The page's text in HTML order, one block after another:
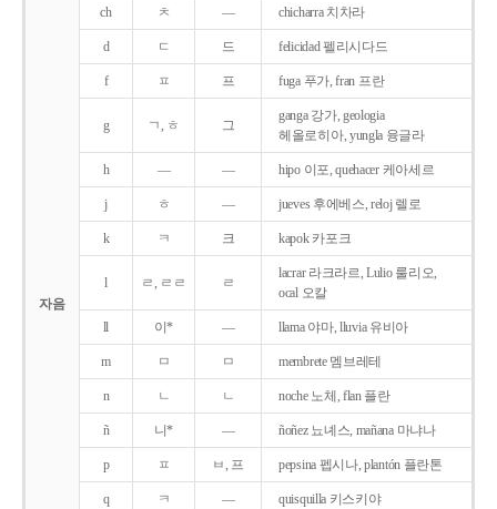
자음
ch ㅊ ― chicharra 치차라
d ㄷ 드 felicidad 펠리시다드
f ㅍ 프 fuga 푸가, fran 프란
g ㄱ, ㅎ 그
ganga 강가, geologia
헤올로히아, yungla 융글라
h ― ― hipo 이포, quehacer 케아세르
j ㅎ ― jueves 후에베스, reloj 렐로
k ㅋ 크 kapok 카포크
l ㄹ, ㄹㄹ ㄹ
lacrar 라크라르, Lulio 룰리오,
ocal 오칼
ll 이* ― llama 야마, lluvia 유비아
m ㅁ ㅁ membrete 멤브레테
n ㄴ ㄴ noche 노체, flan 플란
ñ 니* ― ñoñez 뇨녜스, mañana 마냐나
p ㅍ ㅂ, 프 pepsina 펩시나, plantón 플란톤
q ㅋ ― quisquilla 키스키야